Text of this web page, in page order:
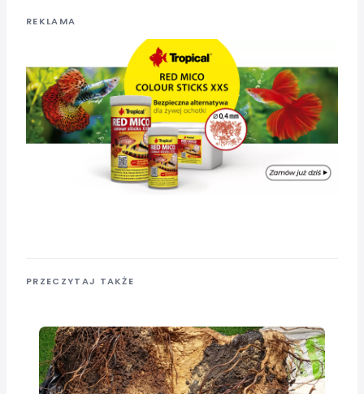
REKLAMA
PRZECZYTAJ TAKŻE